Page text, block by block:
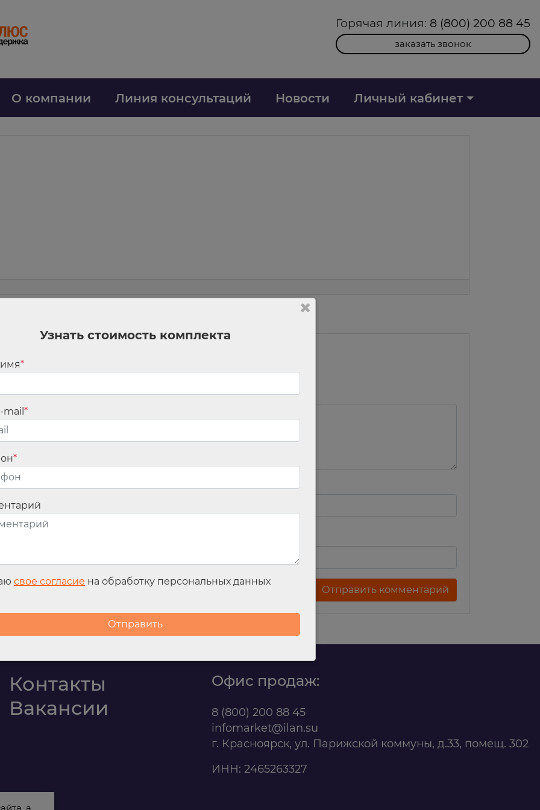
Горячая линия: 8 (800) 200 88 45
заказать звонок
О компании Линия консультаций Новости Личный кабинет
Обязательные поля помечены
Контакты
Вакансии
Офис продаж:
8 (800) 200 88 45
infomarket@ilan.su
г. Красноярск, ул. Парижской коммуны, д.33, помещ. 302
ИНН: 2465263327
Узнать стоимость комплекта
*
*
*
свое согласие на обработку персональных данных